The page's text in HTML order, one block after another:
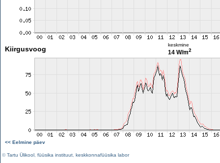
Kiirgusvoog
keskmine
14 W/m2
<< Eelmine päev
©Tartu Ülikool füüsika instituut keskkonnafüüsika labor